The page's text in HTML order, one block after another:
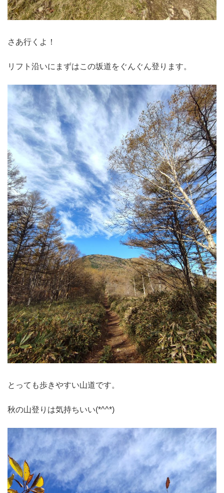
さあ行くよ！
リフト沿いにまずはこの坂道をぐんぐん登ります。
とっても歩きやすい山道です。
秋の山登りは気持ちいい(*^^*)